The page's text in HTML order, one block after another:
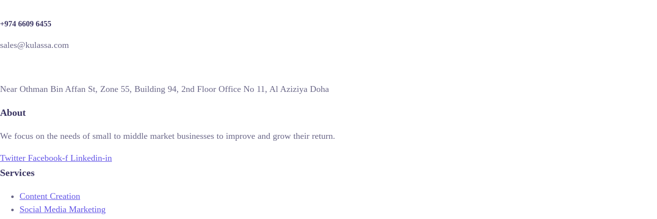
+974 6609 6455
sales@kulassa.com
Near Othman Bin Affan St, Zone 55, Building 94, 2nd Floor Office No 11, Al Aziziya Doha
About
We focus on the needs of small to middle market businesses to improve and grow their return.
Twitter Facebook-f Linkedin-in
Services
Content Creation
Social Media Marketing